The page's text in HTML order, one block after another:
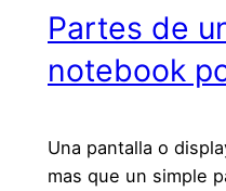
Partes de
notebook
Una pantalla o
mas que un simple